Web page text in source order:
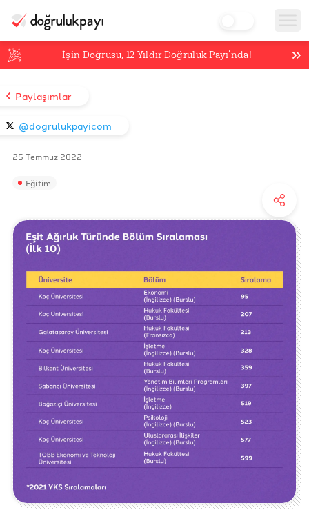
İşin Doğrusu,12 Yıldır Doğruluk Payı’nda!
Paylaşımlar
@dogrulukpayicom
25 Temmuz 2022
Eğitim